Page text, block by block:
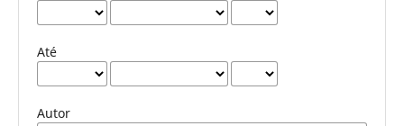
Até
Autor